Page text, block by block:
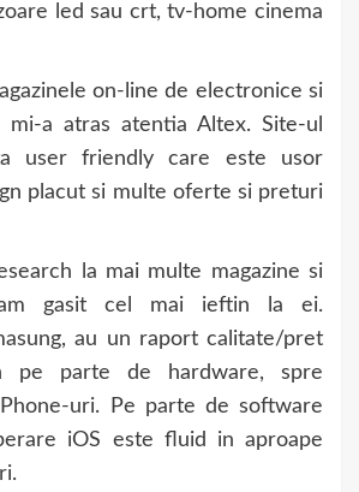
led sau crt, tv-home cinema
on-line de electronice si
mi-a atras atentia Altex. Site-ul
user friendly care este usor
placut si multe oferte si preturi
la mai multe magazine si
gasit cel mai ieftin la ei.
au un raport calitate/pret
pe parte de hardware, spre
uri. Pe parte de software
iOS este fluid in aproape